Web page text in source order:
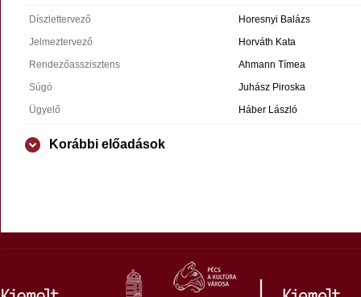
Díszlettervező
Horesnyi Balázs
Jelmeztervező
Horváth Kata
Rendezőasszisztens
Ahmann Tímea
Súgó
Juhász Piroska
Ügyelő
Háber László
Korábbi előadások